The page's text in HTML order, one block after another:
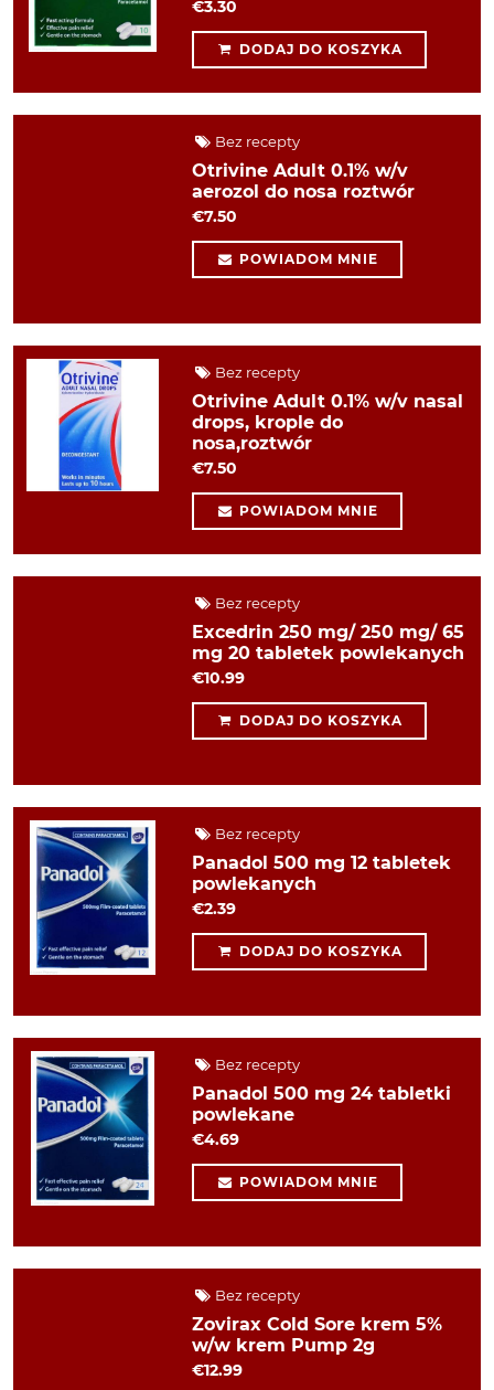
€3.30
DODAJ DO KOSZYKA
Bez recepty
Otrivine Adult 0.1% w/v
aerozol do nosa roztwór
€7.50
POWIADOM MNIE
Bez recepty
Otrivine Adult 0.1% w/v nasal
drops, krople do
nosa,roztwór
€7.50
POWIADOM MNIE
Bez recepty
Excedrin 250 mg/ 250 mg/ 65
mg 20 tabletek powlekanych
€10.99
DODAJ DO KOSZYKA
Bez recepty
Panadol 500 mg 12 tabletek
powlekanych
€2.39
DODAJ DO KOSZYKA
Bez recepty
Panadol 500 mg 24 tabletki
powlekane
€4.69
POWIADOM MNIE
Bez recepty
Zovirax Cold Sore krem 5%
w/w krem Pump 2g
€12.99